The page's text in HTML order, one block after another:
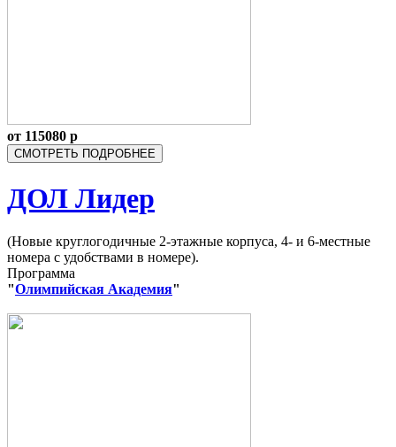
от 115080 р
СМОТРЕТЬ ПОДРОБНЕЕ
ДОЛ Лидер
(Новые круглогодичные 2-этажные корпуса, 4- и 6-местные
номера с удобствами в номере).
Программа
"Олимпийская Академия"